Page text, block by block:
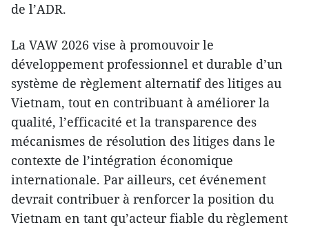
de l’ADR.
​La VAW 2026 vise à promouvoir le
développement professionnel et durable d’un
système de règlement alternatif des litiges au
Vietnam, tout en contribuant à améliorer la
qualité, l’efficacité et la transparence des
mécanismes de résolution des litiges dans le
contexte de l’intégration économique
internationale. Par ailleurs, cet événement
devrait contribuer à renforcer la position du
Vietnam en tant qu’acteur fiable du règlement